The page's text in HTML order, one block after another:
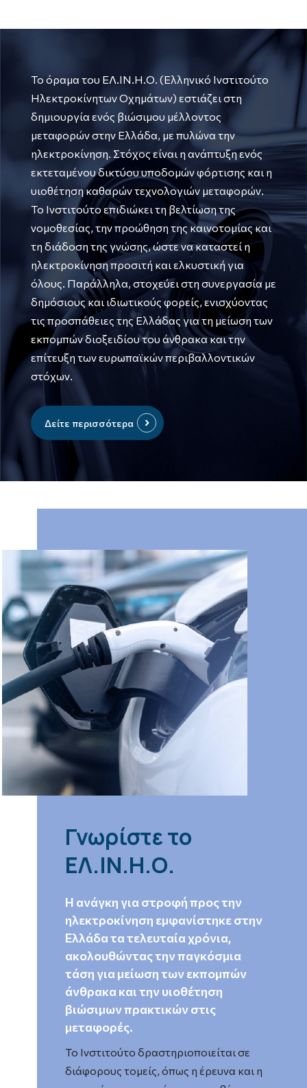
Το όραμα του ΕΛ.ΙΝ.Η.Ο. (Ελληνικό Ινστιτούτο
Ηλεκτροκίνητων Οχημάτων) εστιάζει στη
δημιουργία ενός βιώσιμου μέλλοντος
μεταφορών στην Ελλάδα, με πυλώνα την
ηλεκτροκίνηση. Στόχος είναι η ανάπτυξη ενός
εκτεταμένου δικτύου υποδομών φόρτισης και η
υιοθέτηση καθαρών τεχνολογιών μεταφορών.
Το Ινστιτούτο επιδιώκει τη βελτίωση της
νομοθεσίας, την προώθηση της καινοτομίας και
τη διάδοση της γνώσης, ώστε να καταστεί η
ηλεκτροκίνηση προσιτή και ελκυστική για
όλους. Παράλληλα, στοχεύει στη συνεργασία με
δημόσιους και ιδιωτικούς φορείς, ενισχύοντας
τις προσπάθειες της Ελλάδας για τη μείωση των
εκπομπών διοξειδίου του άνθρακα και την
επίτευξη των ευρωπαϊκών περιβαλλοντικών
στόχων.
Δείτε περισσότερα
Γνωρίστε το
ΕΛ.ΙΝ.Η.Ο.
Η ανάγκη για στροφή προς την
ηλεκτροκίνηση εμφανίστηκε στην
Ελλάδα τα τελευταία χρόνια,
ακολουθώντας την παγκόσμια
τάση για μείωση των εκπομπών
άνθρακα και την υιοθέτηση
βιώσιμων πρακτικών στις
μεταφορές.
Το Ινστιτούτο δραστηριοποιείται σε
διάφορους τομείς, όπως η έρευνα και η